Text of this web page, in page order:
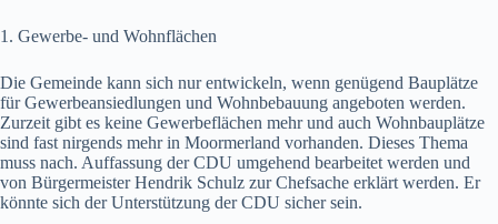
1. Gewerbe- und Wohnflächen
Die Gemeinde kann sich nur entwickeln, wenn genügend Bauplätze
für Gewerbeansiedlungen und Wohnbebauung angeboten werden.
Zurzeit gibt es keine Gewerbeflächen mehr und auch Wohnbauplätze
sind fast nirgends mehr in Moormerland vorhanden. Dieses Thema
muss nach. Auffassung der CDU umgehend bearbeitet werden und
von Bürgermeister Hendrik Schulz zur Chefsache erklärt werden. Er
könnte sich der Unterstützung der CDU sicher sein.